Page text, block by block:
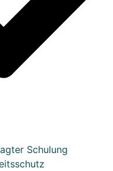
Schulung